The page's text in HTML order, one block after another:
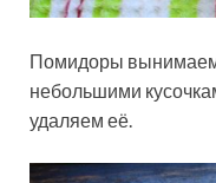
Помидоры вынимаем
небольшими
удаляем её.